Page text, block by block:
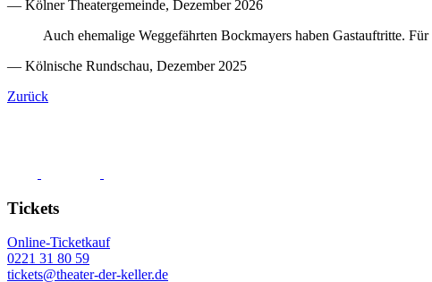
— Kölner Theatergemeinde, Dezember 2026
Auch ehemalige Weggefährten Bockmayers haben Gastauftritte.
— Kölnische Rundschau, Dezember 2025
Zurück
Tickets
Online-Ticketkauf
0221 31 80 59
tickets@theater-der-keller.de